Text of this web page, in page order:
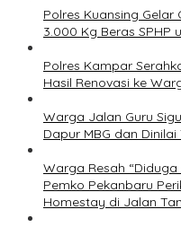
Polres Kuansing Gelar
3.000 Kg Beras SPHP
Polres Kampar
Hasil Renovasi ke
Warga Jalan Guru
Dapur MBG dan
Warga Resah “Diduga
Pemko Pekanbaru
Homestay di Jalan